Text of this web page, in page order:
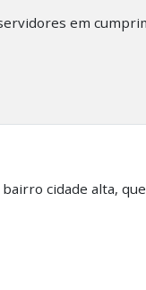
em
cidade alta,